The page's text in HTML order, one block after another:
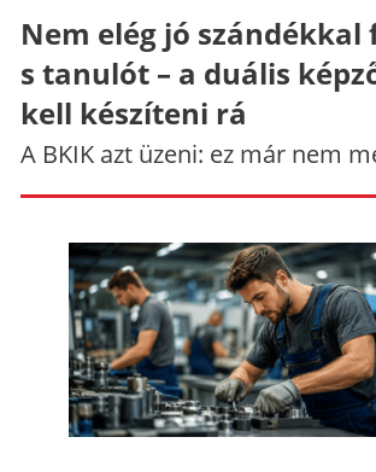
Nem elég jó szándékkal
s tanulót – a duális
kell készíteni rá
A BKIK azt üzeni: ez már nem